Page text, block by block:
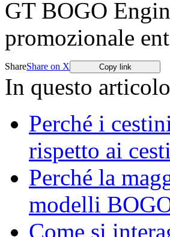
GT BOGO
promozionale
ShareShare on X Copy link
In questo articolo
Perché i
rispetto ai
Perché la
modelli
Come si